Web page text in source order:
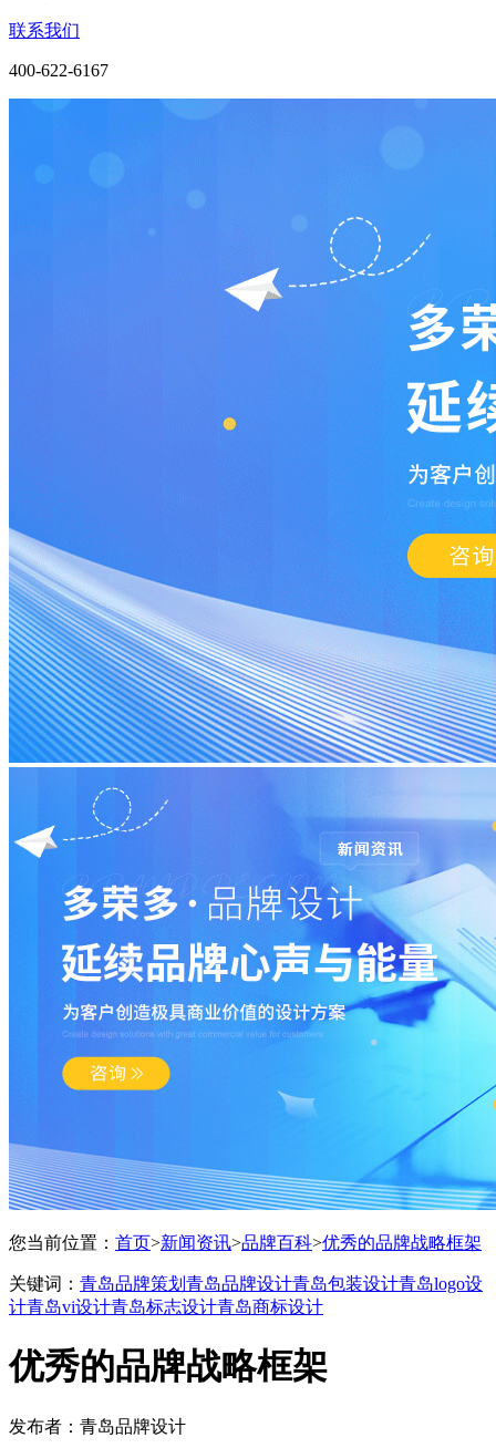
联系我们
400-622-6167
您当前位置： 首页>新闻资讯>品牌百科>优秀的品牌战略框架
关键词： 青岛品牌策划 青岛品牌设计青岛包装设计青岛logo设
计青岛vi设计青岛标志设计青岛商标设计
优秀的品牌战略框架
发布者：青岛品牌设计